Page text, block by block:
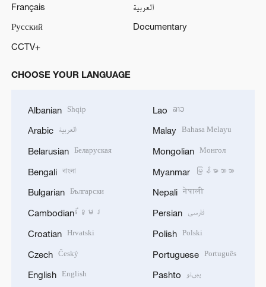
Français
العربية
Русский
Documentary
CCTV+
CHOOSE YOUR LANGUAGE
Albanian Shqip
Arabic العربية
Belarusian Беларуская
Bengali বাংলা
Bulgarian Български
Cambodian ខ្មែរ
Croatian Hrvatski
Czech Český
English English
Lao ລາວ
Malay Bahasa Melayu
Mongolian Монгол
Myanmar မြန်မာဘာသာ
Nepali नेपाली
Persian فارسی
Polish Polski
Portuguese Português
Pashto پښتو